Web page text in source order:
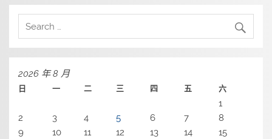
2026 年 8 月
日 一 二 三 四 五 六
1
2
3 4 5 6 7
8
9
10 11 12 13 14
15